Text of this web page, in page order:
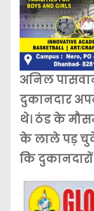
अनिल
दुकानदार
थे। ठंड के
के लाले पड़ चुके
कि